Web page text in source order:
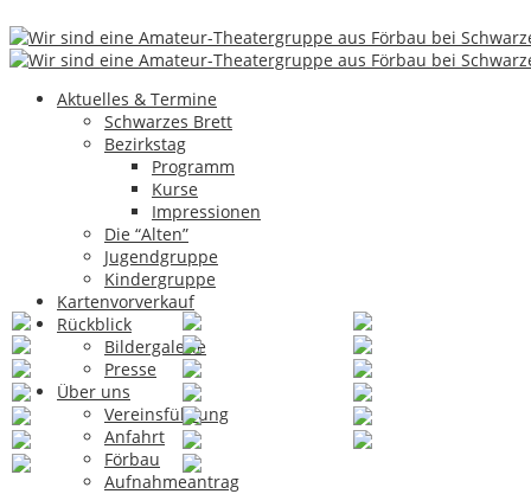
Aktuelles & Termine
Schwarzes Brett
Bezirkstag
Programm
Kurse
Impressionen
Die “Alten”
Jugendgruppe
Kindergruppe
Kartenvorverkauf
Rückblick
Bildergalerie
Presse
Über uns
Vereinsführung
Anfahrt
Förbau
Aufnahmeantrag
Archiv für den Monat:April 2019
Apr.
Ein ehrenwertes Haus
oder Mehr Schein als Sein